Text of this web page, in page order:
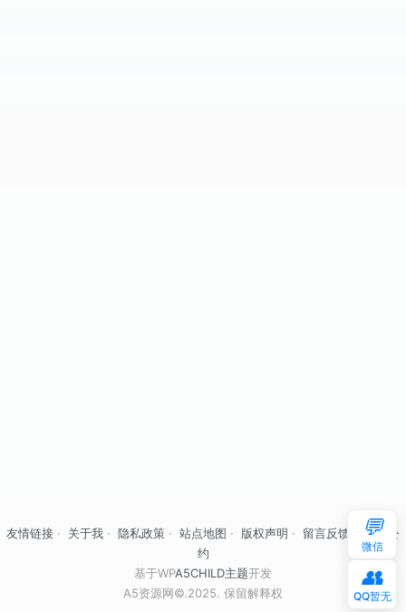
友情链接 · 关于我 · 隐私政策 · 站点地图 · 版权声明 · 留言反馈
自律公
约
基于WPA5CHILD主题开发
A5资源网©.2025. 保留解释权
💬
微信
👥
QQ暂无